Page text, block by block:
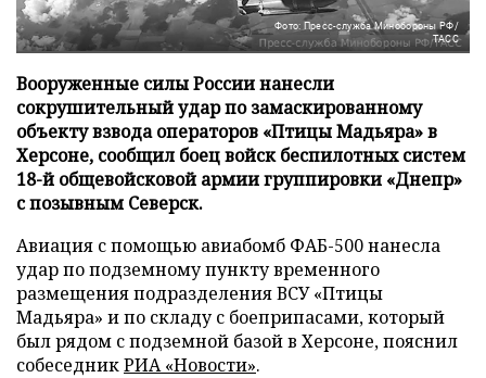
Фото: Пресс-служба Минобороны РФ/
ТАСС
Вооруженные силы России нанесли
сокрушительный удар по замаскированному
объекту взвода операторов «Птицы Мадьяра» в
Херсоне, сообщил боец войск беспилотных систем
18-й общевойсковой армии группировки «Днепр»
с позывным Северск.
Авиация с помощью авиабомб ФАБ-500 нанесла
удар по подземному пункту временного
размещения подразделения ВСУ «Птицы
Мадьяра» и по складу с боеприпасами, который
был рядом с подземной базой в Херсоне, пояснил
собеседникРИА «Новости».